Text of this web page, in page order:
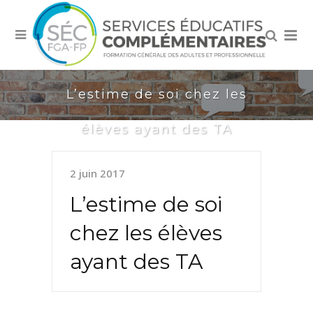
L’estime de soi chez les
élèves ayant des TA
2 juin 2017
L’estime de soi
chez les élèves
ayant des TA